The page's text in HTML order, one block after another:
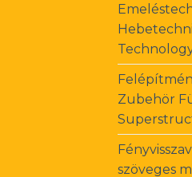
Zubehör
szöveges